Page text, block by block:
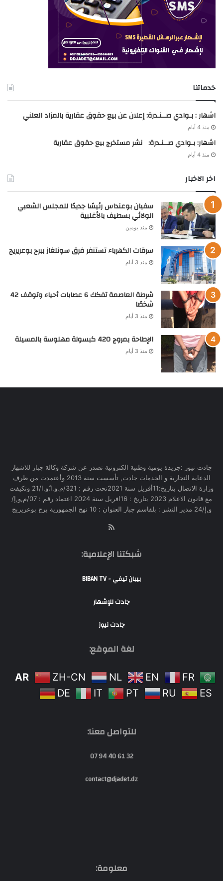
خدماتنا
اشهار : بـوادي صــنـدرة: إعلان عن بيع حقوق عقارية بالمزاد العلني
منذ 4 أيام
اشهار: بـوادي صــنـدرة: نشر مستخرج بيع حقوق عقارية
منذ 4 أيام
اخر الاخبار
سفيان بوعنداس رئيسًا جديدًا للمجلس الشعبي
الولائي بسطيف بالأغلبية
منذ يومين
سرقات الكهرباء تستنفر فرق سونلغاز ببرج بوعريريج
منذ 3 أيام
شرطة العاصمة تفكك 6 عصابات أحياء وتوقف 42
شخصًا
منذ 3 أيام
الإطاحة بمروج 420 كبسولة مهلوسة بالمسيلة
منذ 3 أيام
جادت نيوز :جريدة يومية وطنية الكترونية تصدر عن شركة وكالة جبار للاشهار
الدعاية التجارية و الخدمات جادت, تأسست سنة 2013 وأعتمدت من طرف
وزارة الاتصال بتاريخ:11أفريل سنة 2021تحت رقم : 321/م,و,ا,ّو,ا/21 وتكيفت
مع قانون الاعلام 2023 بتاريخ : 16افريل سنة 2024 اعتماد رقم : 07/م,و,إ/
و,إ/24 مدير النشر : بلقاسم جبار العنوان : 10 نهج الجمهورية برج بوعريريج
شبكتنا الإعلامية:
بيبان تيفي - BIBAN TV
جادت للإشهار
جادت نيوز
لغة الموقع:
AR ZH-CN NL EN
FR
DE
IT PT RU ES
للتواصل معنا:
32 61 40 94 07
contact@djadet.dz
معلومة: